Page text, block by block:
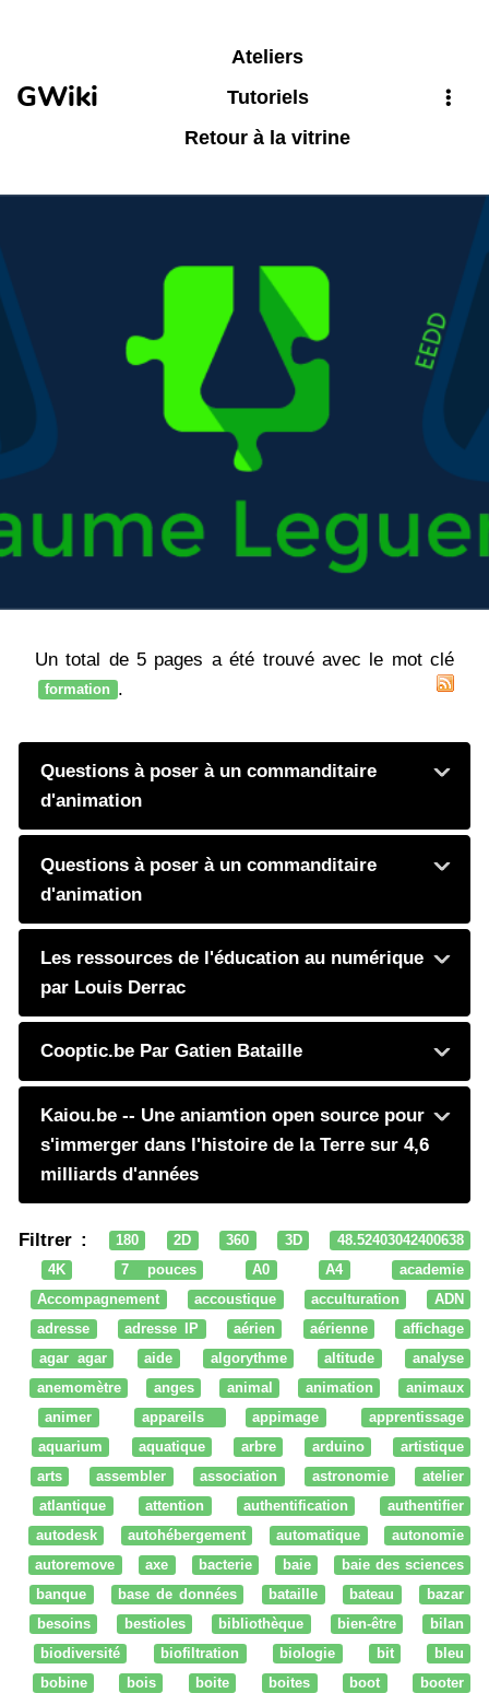
GWiki
Ateliers
Tutoriels
Retour à la vitrine
Un total de 5 pages a été trouvé avec le mot clé
formation .
Questions à poser à un commanditaire
d'animation
Questions à poser à un commanditaire
d'animation
Les ressources de l'éducation au numérique
par Louis Derrac
Cooptic.be Par Gatien Bataille
Kaiou.be -- Une aniamtion open source pour
s'immerger dans l'histoire de la Terre sur 4,6
milliards d'années
Filtrer : 180 2D 360 3D
48.52403042400638
4K
7 pouces A0 A4
academie
Accompagnement
accoustique acculturation
ADN
adresse
adresse IP aérien aérienne
affichage
agar agar
aide algorythme altitude
analyse
anemomètre
anges animal animation
animaux
animer
appareils appimage
apprentissage
aquarium
aquatique arbre arduino
artistique
arts
assembler association astronomie
atelier
atlantique
attention authentification
authentifier
autodesk
autohébergement automatique
autonomie
autoremove
axe bacterie baie
baie des sciences
banque
base de données bataille bateau
bazar
besoins
bestioles bibliothèque bien-être
bilan
biodiversité
biofiltration biologie bit
bleu
bobine
bois boite boites boot
booter